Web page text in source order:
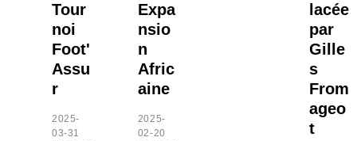
Tour
noi
Foot'
Assu
r
2025-
03-31
Expa
nsio
n
Afric
aine
2025-
02-20
lacée
par
Gille
s
From
ageo
t